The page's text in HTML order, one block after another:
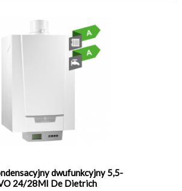
dwufunkcyjny 5,5-
24/28MI De Dietrich